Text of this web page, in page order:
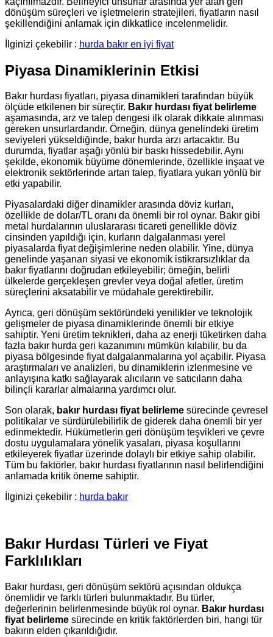
dönüşüm süreçleri ve işletmelerin stratejileri, fiyatların nasıl
şekillendiğini anlamak için dikkatlice incelenmelidir.
İlginizi çekebilir : hurda bakır en iyi fiyat
Piyasa Dinamiklerinin Etkisi
Bakır hurdası fiyatları, piyasa dinamikleri tarafından büyük
ölçüde etkilenen bir süreçtir. Bakır hurdası fiyat belirleme
aşamasında, arz ve talep dengesi ilk olarak dikkate alınması
gereken unsurlardandır. Örneğin, dünya genelindeki üretim
seviyeleri yükseldiğinde, bakır hurda arzı artacaktır. Bu
durumda, fiyatlar aşağı yönlü bir baskı hissedebilir. Aynı
şekilde, ekonomik büyüme dönemlerinde, özellikle inşaat ve
elektronik sektörlerinde artan talep, fiyatlara yukarı yönlü bir
etki yapabilir.
Piyasalardaki diğer dinamikler arasında döviz kurları,
özellikle de dolar/TL oranı da önemli bir rol oynar. Bakır gibi
metal hurdalarının uluslararası ticareti genellikle döviz
cinsinden yapıldığı için, kurların dalgalanması yerel
piyasalarda fiyat değişimlerine neden olabilir. Yine, dünya
genelinde yaşanan siyasi ve ekonomik istikrarsızlıklar da
bakır fiyatlarını doğrudan etkileyebilir; örneğin, belirli
ülkelerde gerçekleşen grevler veya doğal afetler, üretim
süreçlerini aksatabilir ve müdahale gerektirebilir.
Ayrıca, geri dönüşüm sektöründeki yenilikler ve teknolojik
gelişmeler de piyasa dinamiklerinde önemli bir etkiye
sahiptir. Yeni üretim teknikleri, daha az enerji tüketirken daha
fazla bakır hurda geri kazanımını mümkün kılabilir, bu da
piyasa bölgesinde fiyat dalgalanmalarına yol açabilir. Piyasa
araştırmaları ve analizleri, bu dinamiklerin izlenmesine ve
anlayışına katkı sağlayarak alıcıların ve satıcıların daha
bilinçli kararlar almalarına yardımcı olur.
Son olarak, bakır hurdası fiyat belirleme sürecinde çevresel
politikalar ve sürdürülebilirlik de giderek daha önemli bir yer
edinmektedir. Hükümetlerin geri dönüşüm teşvikleri ve çevre
dostu uygulamalara yönelik yasaları, piyasa koşullarını
etkileyerek fiyatlar üzerinde dolaylı bir etkiye sahip olabilir.
Tüm bu faktörler, bakır hurdası fiyatlarının nasıl belirlendiğini
anlamada kritik öneme sahiptir.
İlginizi çekebilir : hurda bakır
Bakır Hurdası Türleri ve Fiyat
Farklılıkları
Bakır hurdası, geri dönüşüm sektörü açısından oldukça
önemlidir ve farklı türleri bulunmaktadır. Bu türler,
değerlerinin belirlenmesinde büyük rol oynar. Bakır hurdası
fiyat belirleme sürecinde en kritik faktörlerden biri, hangi tür
bakırın elden çıkarıldığıdır.